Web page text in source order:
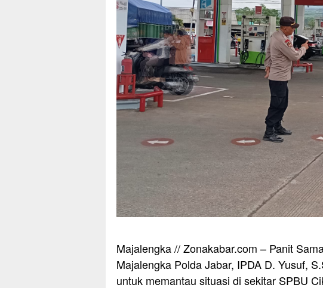
Majalengka // Zonakabar.com – Panit
Majalengka Polda Jabar, IPDA D. Yusuf,
untuk memantau situasi di sekitar SPBU